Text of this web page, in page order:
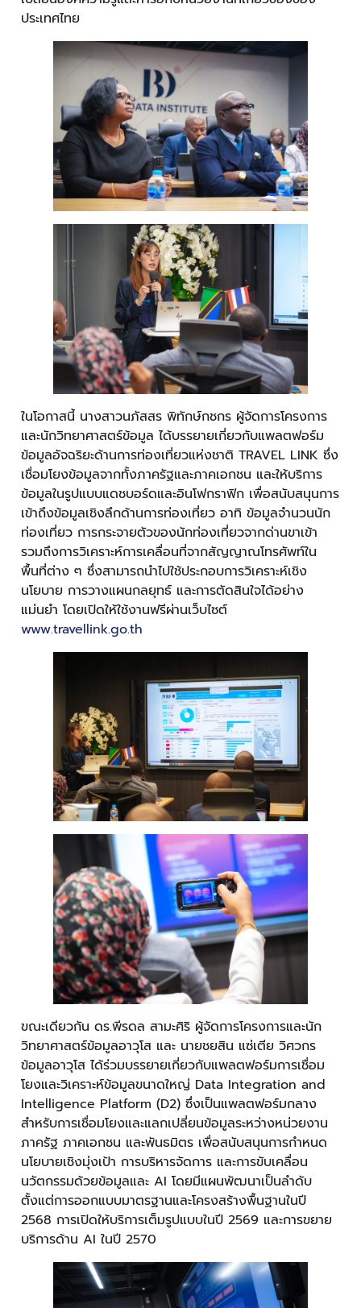
ประเทศไทย
ในโอกาสนี้ นางสาวนภัสสร พิทักษ์กชกร ผู้จัดการโครงการ
และนักวิทยาศาสตร์ข้อมูล ได้บรรยายเกี่ยวกับแพลตฟอร์ม
ข้อมูลอัจฉริยะด้านการท่องเที่ยวแห่งชาติ TRAVEL LINK ซึ่ง
เชื่อมโยงข้อมูลจากทั้งภาครัฐและภาคเอกชน และให้บริการ
ข้อมูลในรูปแบบแดชบอร์ดและอินโฟกราฟิก เพื่อสนับสนุนการ
เข้าถึงข้อมูลเชิงลึกด้านการท่องเที่ยว อาทิ ข้อมูลจำนวนนัก
ท่องเที่ยว การกระจายตัวของนักท่องเที่ยวจากด่านขาเข้า
รวมถึงการวิเคราะห์การเคลื่อนที่จากสัญญาณโทรศัพท์ใน
พื้นที่ต่าง ๆ ซึ่งสามารถนำไปใช้ประกอบการวิเคราะห์เชิง
นโยบาย การวางแผนกลยุทธ์ และการตัดสินใจได้อย่าง
แม่นยำ โดยเปิดให้ใช้งานฟรีผ่านเว็บไซต์
www.travellink.go.th
ขณะเดียวกัน ดร.พีรดล สามะศิริ ผู้จัดการโครงการและนัก
วิทยาศาสตร์ข้อมูลอาวุโส และ นายชยสิน แซ่เตีย วิศวกร
ข้อมูลอาวุโส ได้ร่วมบรรยายเกี่ยวกับแพลตฟอร์มการเชื่อม
โยงและวิเคราะห์ข้อมูลขนาดใหญ่ Data Integration and
Intelligence Platform (D2) ซึ่งเป็นแพลตฟอร์มกลาง
สำหรับการเชื่อมโยงและแลกเปลี่ยนข้อมูลระหว่างหน่วยงาน
ภาครัฐ ภาคเอกชน และพันธมิตร เพื่อสนับสนุนการกำหนด
นโยบายเชิงมุ่งเป้า การบริหารจัดการ และการขับเคลื่อน
นวัตกรรมด้วยข้อมูลและ AI โดยมีแผนพัฒนาเป็นลำดับ
ตั้งแต่การออกแบบมาตรฐานและโครงสร้างพื้นฐานในปี
2568 การเปิดให้บริการเต็มรูปแบบในปี 2569 และการขยาย
บริการด้าน AI ในปี 2570